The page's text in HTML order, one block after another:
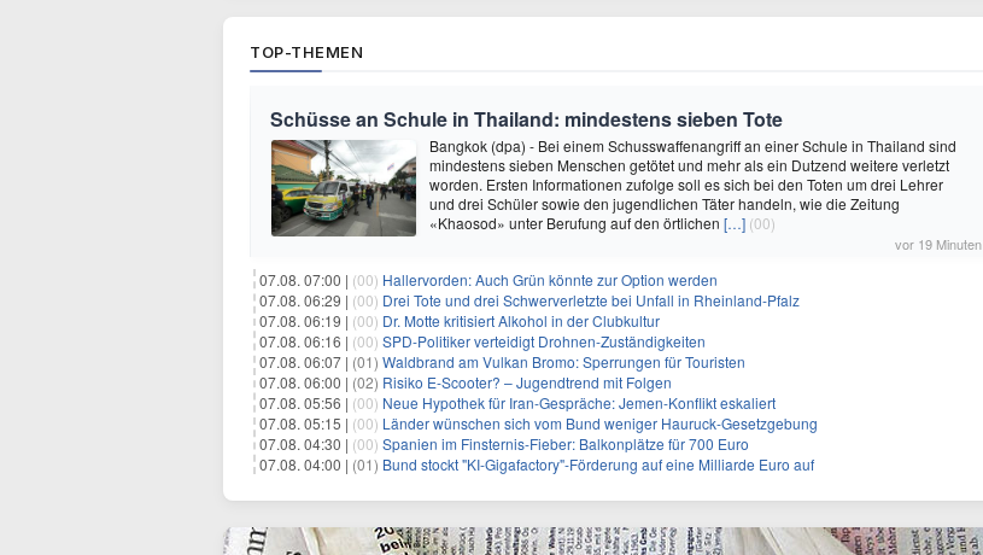
TOP-THEMEN
Schüsse an Schule in Thailand: mindestens sieben Tote
Bangkok (dpa) - Bei einem Schusswaffenangriff an einer Schule in Thailand sind
mindestens sieben Menschen getötet und mehr als ein Dutzend weitere verletzt
worden. Ersten Informationen zufolge soll es sich bei den Toten um drei Lehrer
und drei Schüler sowie den jugendlichen Täter handeln, wie die Zeitung
«Khaosod» unter Berufung auf den örtlichen […] (00)
vor 19 Minuten
07.08. 07:00 | (00) Hallervorden: Auch Grün könnte zur Option werden
07.08. 06:29 | (00) Drei Tote und drei Schwerverletzte bei Unfall in Rheinland-Pfalz
07.08. 06:19 | (00) Dr. Motte kritisiert Alkohol in der Clubkultur
07.08. 06:16 | (00) SPD-Politiker verteidigt Drohnen-Zuständigkeiten
07.08. 06:07 | (01) Waldbrand am Vulkan Bromo: Sperrungen für Touristen
07.08. 06:00 | (02) Risiko E-Scooter? – Jugendtrend mit Folgen
07.08. 05:56 | (00) Neue Hypothek für Iran-Gespräche: Jemen-Konflikt eskaliert
07.08. 05:15 | (00) Länder wünschen sich vom Bund weniger Hauruck-Gesetzgebung
07.08. 04:30 | (00) Spanien im Finsternis-Fieber: Balkonplätze für 700 Euro
07.08. 04:00 | (01) Bund stockt "KI-Gigafactory"-Förderung auf eine Milliarde Euro auf